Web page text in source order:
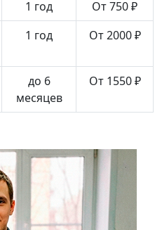
1 год
От 750 ₽
1 год От 2000 ₽
до 6
месяцев
От 1550 ₽